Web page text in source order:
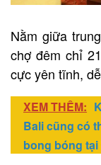
Nằm giữa
chợ đêm chỉ
cực yên tĩnh,
XEM THÊM:
Bali cũng có
bong bóng